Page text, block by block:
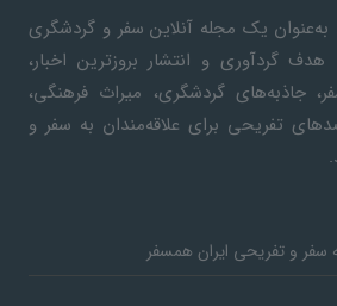
از سال ۸۸ به‎‌عنوان یک مجله آنلاین سفر و گردشگری
گردآوری و انتشار بروزترین اخبار،
جاذبه‌های گردشگری، میراث فرهنگی،
تفریحی برای علاقه‌مندان به سفر و
سفر و تفریحی ایران همسفر